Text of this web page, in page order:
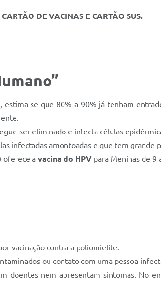
DE VACINAS E CARTÃO SUS.
”
estima-se que 80% a 90% já tenham
ser eliminado e infecta células
infectadas amontoadas e que tem grande
oferece a vacina do HPV para Meninas de 9
vacinação contra a poliomielite.
ou contato com uma pessoa
doentes nem apresentam sintomas. No